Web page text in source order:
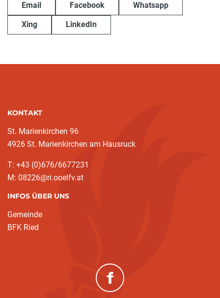
Email Facebook Whatsapp
Xing LinkedIn
KONTAKT
St. Marienkirchen 96
4926 St. Marienkirchen am Hausruck
T: +43 (0)676/6677231
M: 08226@ri.ooelfv.at
INFOS ÜBER UNS
Gemeinde
BFK Ried
(neues Fenster)